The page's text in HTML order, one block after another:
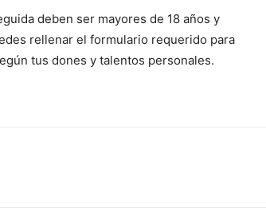
deben ser mayores de 18 años y
rellenar el formulario requerido para
tus dones y talentos personales.